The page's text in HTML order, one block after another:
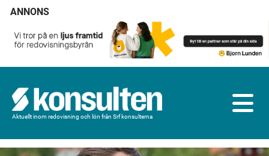
ANNONS
Aktuellt inom redovisning och lön från Srf konsulterna